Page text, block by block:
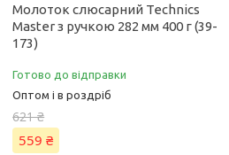
Молоток слюсарний Technics
Master з ручкою 282 мм 400 г (39-
173)
Готово до відправки
Оптом і в роздріб
621 ₴
559 ₴